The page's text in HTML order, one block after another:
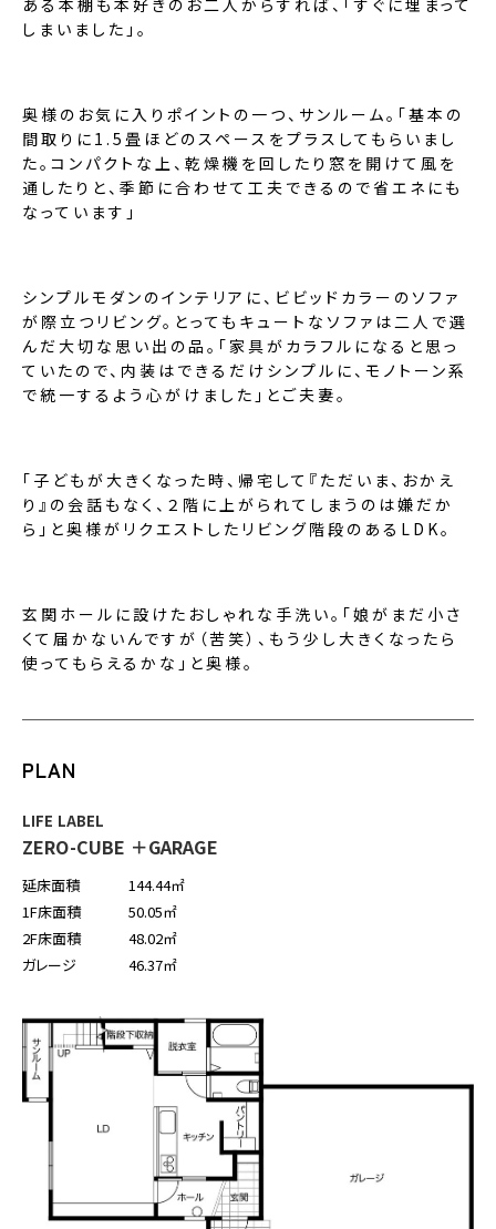
ある本棚も本好きのお二人からすれば、「すぐに埋まって
しまいました」。
奥様のお気に入りポイントの一つ、サンルーム。「基本の
間取りに1.5畳ほどのスペースをプラスしてもらいまし
た。コンパクトな上、乾燥機を回したり窓を開けて風を
通したりと、季節に合わせて工夫できるので省エネにも
なっています」
シンプルモダンのインテリアに、ビビッドカラーのソファ
が際立つリビング。とってもキュートなソファは二人で選
んだ大切な思い出の品。「家具がカラフルになると思っ
ていたので、内装はできるだけシンプルに、モノトーン系
で統一するよう心がけました」とご夫妻。
「子どもが大きくなった時、帰宅して『ただいま、おかえ
り』の会話もなく、２階に上がられてしまうのは嫌だか
ら」と奥様がリクエストしたリビング階段のあるLDK。
玄関ホールに設けたおしゃれな手洗い。「娘がまだ小さ
くて届かないんですが（苦笑）、もう少し大きくなったら
使ってもらえるかな」と奥様。
PLAN
LIFE LABEL
ZERO-CUBE ＋GARAGE
延床面積
144.44㎡
1F床面積
50.05㎡
2F床面積
48.02㎡
ガレージ
46.37㎡